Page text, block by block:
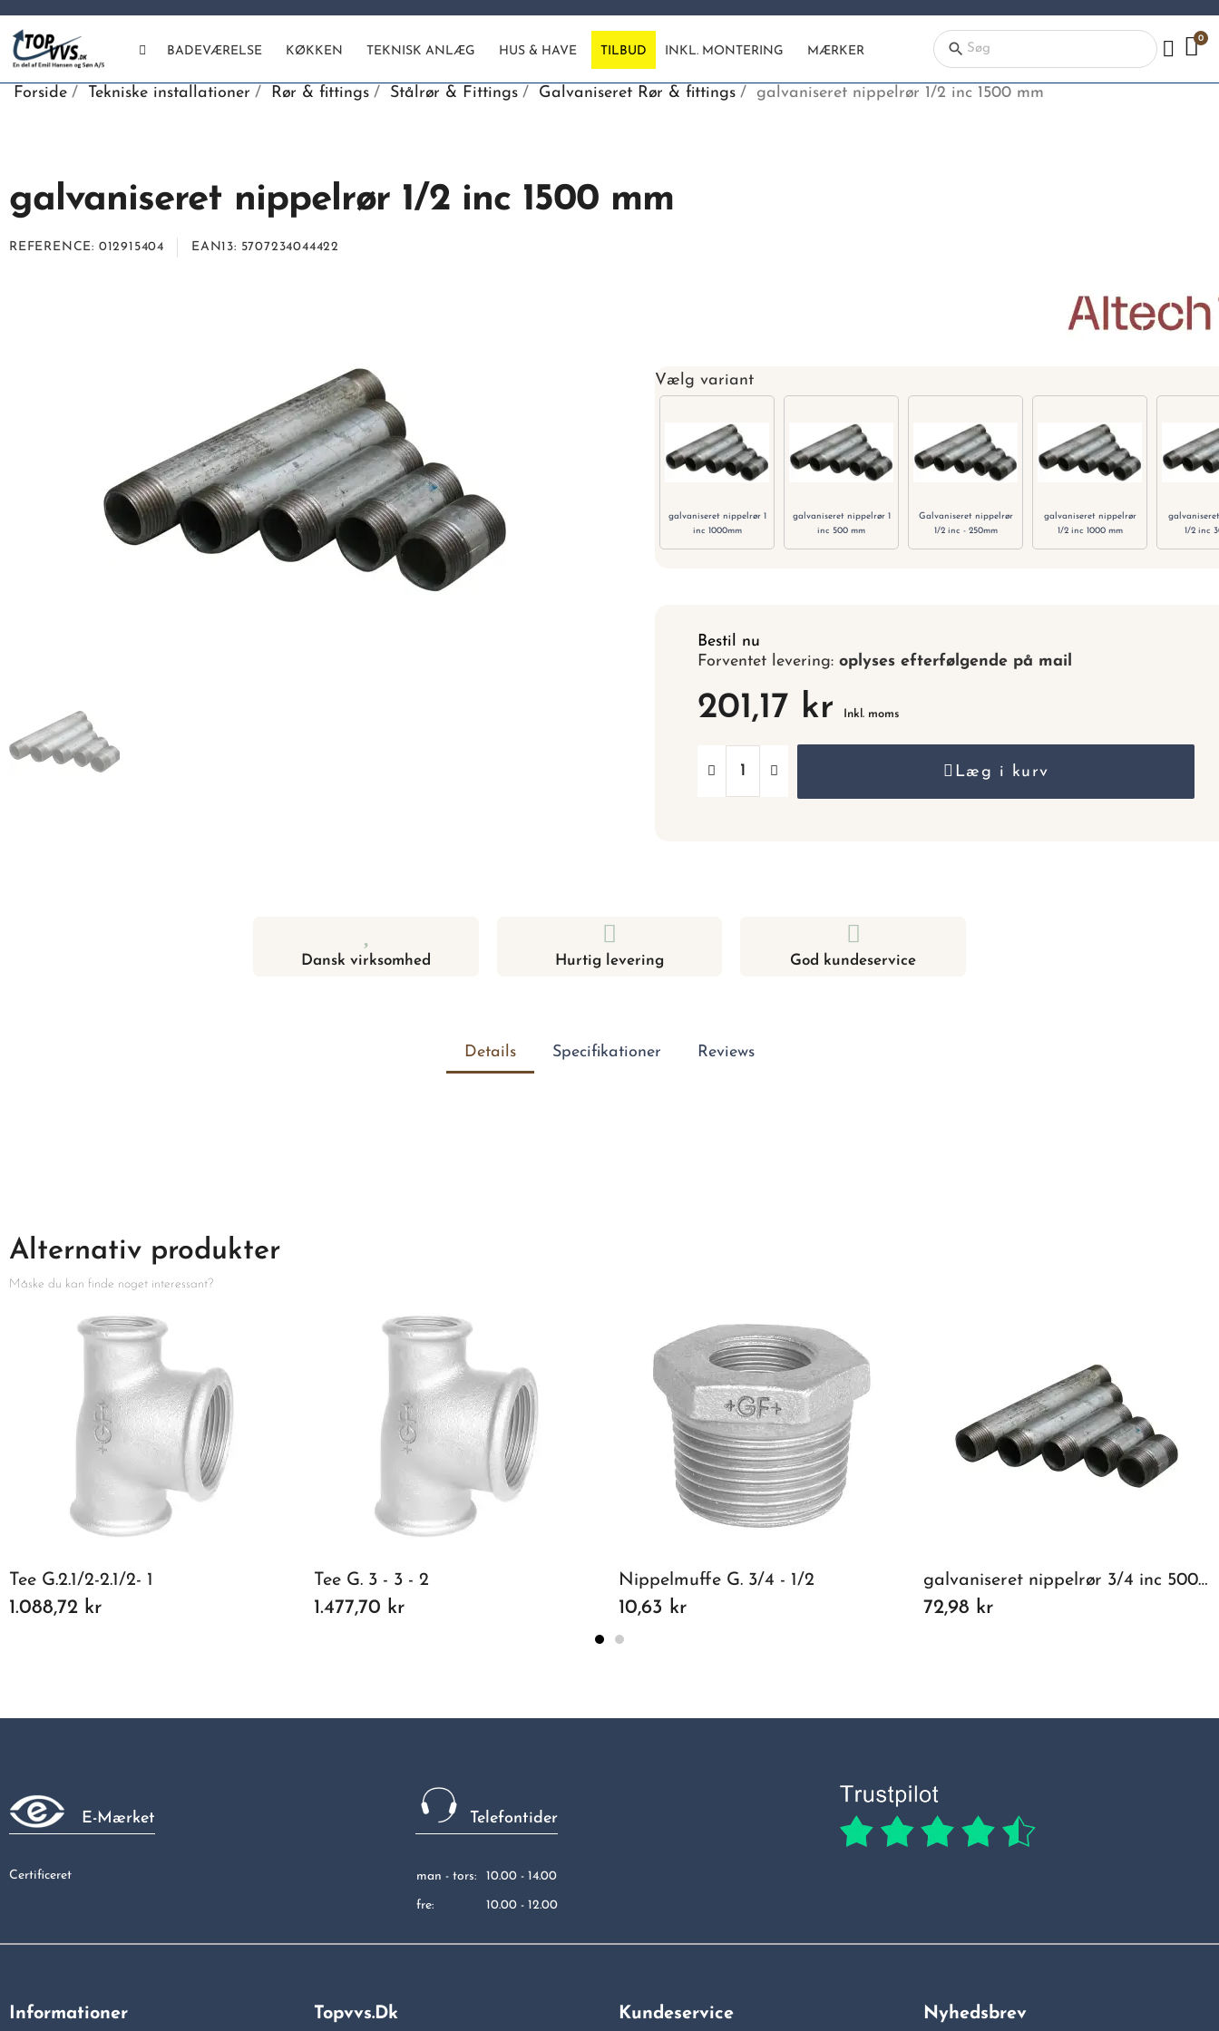
BADEVÆRELSE KØKKEN TEKNISK ANLÆG HUS & HAVE TILBUD INKL. MONTERING MÆRKER search
Forside Tekniske installationer Rør & fittings Stålrør & Fittings Galvaniseret Rør & fittings galvaniseret nippelrør 1/2 inc 1500 mm
galvaniseret nippelrør 1/2 inc 1500 mm
REFERENCE 012915404 EAN13 5707234044422
Vælg variant
galvaniseret nippelrør 1
inc 1000mm
galvaniseret nippelrør 1
inc 500 mm
Galvaniseret nippelrør
1/2 inc - 250mm
galvaniseret nippelrør
1/2 inc 1000 mm
1/2 inc
Bestil nu
Forventet levering:oplyses efterfølgende på mail
201,17 kr Inkl. moms
Læg i kurv
Dansk virksomhed Hurtig levering God kundeservice
Details Specifikationer Reviews
Alternativ produkter
Måske du kan finde noget interessant?
Tee G.2.1/2-2.1/2- 1
1.088,72 kr
Tee G. 3 - 3 - 2
1.477,70 kr
Nippelmuffe G. 3/4 - 1/2
10,63 kr
galvaniseret nippelrør 3/4 inc 500mm
72,98 kr
E-Mærket
Certificeret
Telefontider
man - tors: 10.00 - 14.00
fre: 10.00 - 12.00
Informationer Topvvs.dk Kundeservice Nyhedsbrev